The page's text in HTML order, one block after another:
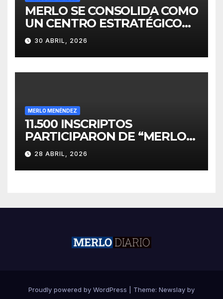
MERLO SE CONSOLIDA COMO
UN CENTRO ESTRATÉGICO
PARA EL DESARROLLO DE
INVERSIONES
30 ABRIL, 2026
MERLO MENÉNDEZ
11.500 INSCRIPTOS
PARTICIPARON DE “MERLO
CORRE POR MALVINAS”
28 ABRIL, 2026
Proudly powered by WordPress Theme: Newslay by